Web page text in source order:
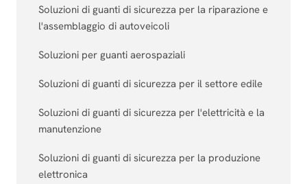
Soluzioni di guanti di sicurezza per la riparazione e
l'assemblaggio di autoveicoli
Soluzioni per guanti aerospaziali
Soluzioni di guanti di sicurezza per il settore edile
Soluzioni di guanti di sicurezza per l'elettricità e la
manutenzione
Soluzioni di guanti di sicurezza per la produzione
elettronica